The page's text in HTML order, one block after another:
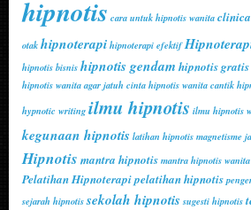
hipnotis cara untuk hipnotis wanita
otak hipnoterapi hipnoterapi efektif
hipnotis bisnis hipnotis gendam hipnotis gratis
hipnotis wanita agar jatuh cinta hipnotis wanita cantik
hypnotic writing ilmu hipnotis ilmu hipnotis
kegunaan hipnotis latihan hipnotis magnetisme
Hipnotis mantra hipnotis mantra hipnotis wanita
Pelatihan Hipnoterapipelatihan hipnotis
sejarah hipnotis sekolah hipnotis sugesti hipnotis